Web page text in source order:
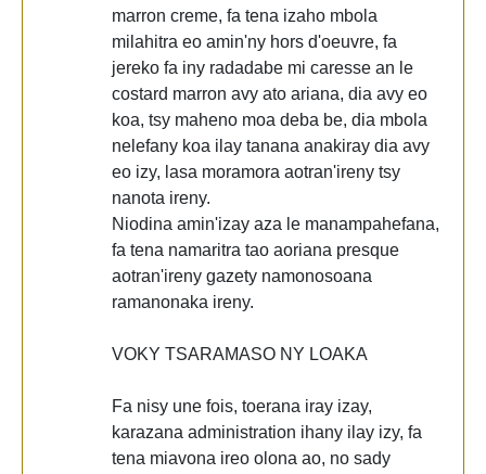
marron creme, fa tena izaho mbola
milahitra eo amin'ny hors d'oeuvre, fa
jereko fa iny radadabe mi caresse an le
costard marron avy ato ariana, dia avy eo
koa, tsy maheno moa deba be, dia mbola
nelefany koa ilay tanana anakiray dia avy
eo izy, lasa moramora aotran'ireny tsy
nanota ireny.
Niodina amin'izay aza le manampahefana,
fa tena namaritra tao aoriana presque
aotran'ireny gazety namonosoana
ramanonaka ireny.
VOKY TSARAMASO NY LOAKA
Fa nisy une fois, toerana iray izay,
karazana administration ihany ilay izy, fa
tena miavona ireo olona ao, no sady